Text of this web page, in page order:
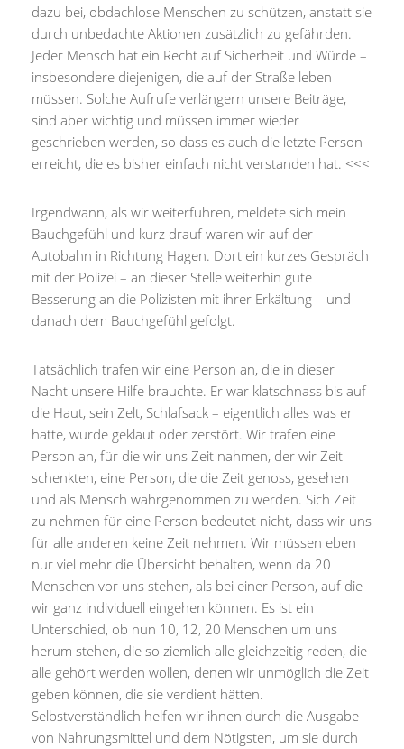
dazu bei, obdachlose Menschen zu schützen, anstatt sie
durch unbedachte Aktionen zusätzlich zu gefährden.
Jeder Mensch hat ein Recht auf Sicherheit und Würde –
insbesondere diejenigen, die auf der Straße leben
müssen. Solche Aufrufe verlängern unsere Beiträge,
sind aber wichtig und müssen immer wieder
geschrieben werden, so dass es auch die letzte Person
erreicht, die es bisher einfach nicht verstanden hat. <<<
Irgendwann, als wir weiterfuhren, meldete sich mein
Bauchgefühl und kurz drauf waren wir auf der
Autobahn in Richtung Hagen. Dort ein kurzes Gespräch
mit der Polizei – an dieser Stelle weiterhin gute
Besserung an die Polizisten mit ihrer Erkältung – und
danach dem Bauchgefühl gefolgt.
Tatsächlich trafen wir eine Person an, die in dieser
Nacht unsere Hilfe brauchte. Er war klatschnass bis auf
die Haut, sein Zelt, Schlafsack – eigentlich alles was er
hatte, wurde geklaut oder zerstört. Wir trafen eine
Person an, für die wir uns Zeit nahmen, der wir Zeit
schenkten, eine Person, die die Zeit genoss, gesehen
und als Mensch wahrgenommen zu werden. Sich Zeit
zu nehmen für eine Person bedeutet nicht, dass wir uns
für alle anderen keine Zeit nehmen. Wir müssen eben
nur viel mehr die Übersicht behalten, wenn da 20
Menschen vor uns stehen, als bei einer Person, auf die
wir ganz individuell eingehen können. Es ist ein
Unterschied, ob nun 10, 12, 20 Menschen um uns
herum stehen, die so ziemlich alle gleichzeitig reden, die
alle gehört werden wollen, denen wir unmöglich die Zeit
geben können, die sie verdient hätten.
Selbstverständlich helfen wir ihnen durch die Ausgabe
von Nahrungsmittel und dem Nötigsten, um sie durch